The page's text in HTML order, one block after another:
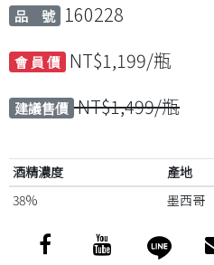
品 號 160228
會 員 價 NT$1,199/瓶
建議售價 NT$1,499/瓶
酒精濃度 產地
38%
墨西哥